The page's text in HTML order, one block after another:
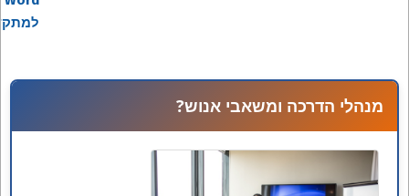
מנהלי הדרכה ומשאבי אנוש?